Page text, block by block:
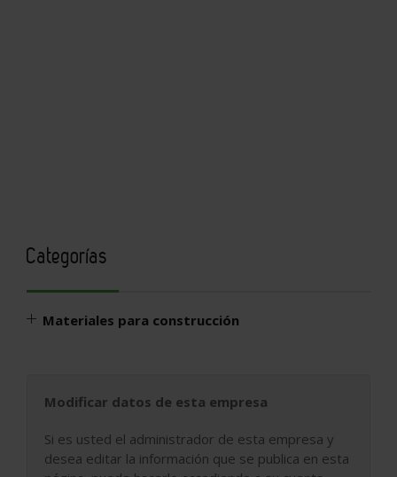
Categorías
Materiales para construcción
Modificar datos de esta empresa
Si es usted el administrador de esta empresa y
desea editar la información que se publica en esta